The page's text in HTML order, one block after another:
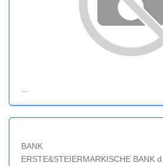
BANK
ERSTE&STEIERMARKISCHE BANK